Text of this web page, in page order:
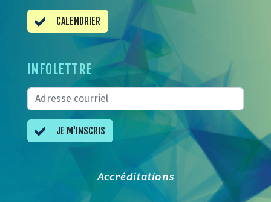
CALENDRIER
INFOLETTRE
JE M'INSCRIS
Accréditations